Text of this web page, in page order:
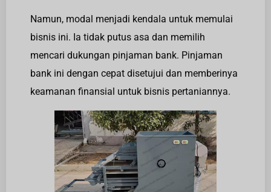
Namun, modal menjadi kendala untuk memulai
bisnis ini. Ia tidak putus asa dan memilih
mencari dukungan pinjaman bank. Pinjaman
bank ini dengan cepat disetujui dan memberinya
keamanan finansial untuk bisnis pertaniannya.